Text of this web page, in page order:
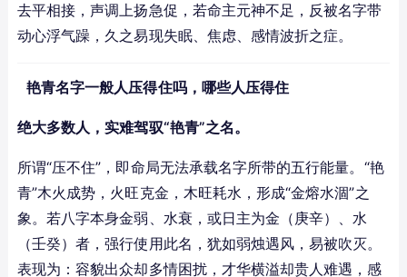
去平相接，声调上扬急促，若命主元神不足，反被名字带
动心浮气躁，久之易现失眠、焦虑、感情波折之症。
艳青名字一般人压得住吗，哪些人压得住
绝大多数人，实难驾驭“艳青”之名。
所谓“压不住”，即命局无法承载名字所带的五行能量。“艳
青”木火成势，火旺克金，木旺耗水，形成“金熔水涸”之
象。若八字本身金弱、水衰，或日主为金（庚辛）、水
（壬癸）者，强行使用此名，犹如弱烛遇风，易被吹灭。
表现为：容貌出众却多情困扰，才华横溢却贵人难遇，感